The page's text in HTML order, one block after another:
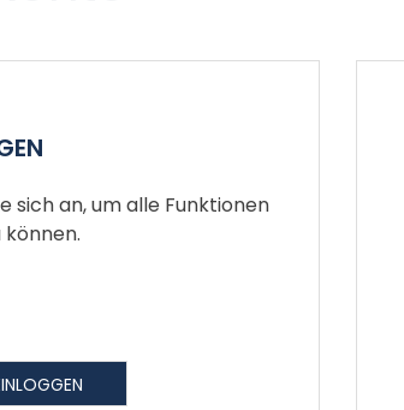
sich an, um alle Funktionen
können.